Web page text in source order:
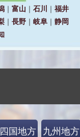
四国地方 九州地方